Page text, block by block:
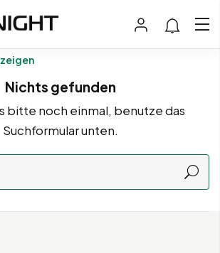
Nichts gefunden
bitte noch einmal, benutze das
Suchformular unten.